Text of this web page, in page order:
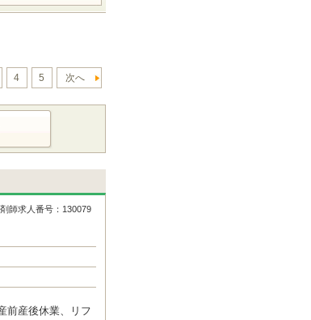
4 5 次へ
師求人番号：130079
前産後休業、リフ